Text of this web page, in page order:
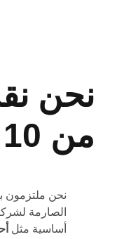
نحن
من 10 ماركات للسيارات
نحن ملتزمون
الصارمة
أساسية مثل